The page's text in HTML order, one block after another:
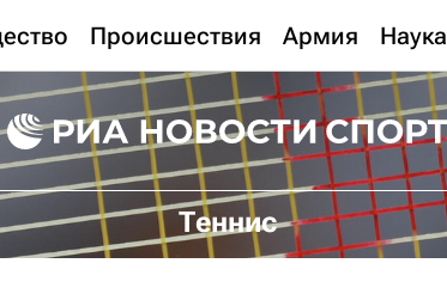
Происшествия Армия Наука
Теннис